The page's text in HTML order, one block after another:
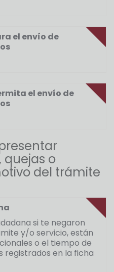
el envío de
el envío de
o
del trámite
si te negaron
y/o servicio, están
o el tiempo de
registrados en la ficha